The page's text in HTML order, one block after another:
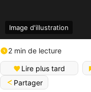
Image d'illustration
2 min de lecture
Lire plus tard
Partager